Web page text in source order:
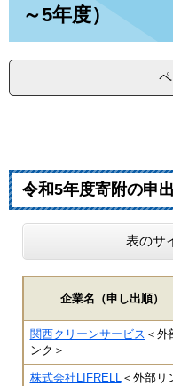
～5年度）​
令和5年度寄附の申
表のサ
企業名（申し出順）
関西クリーンサービス ＜外
ンク＞
株式会社LIFRELL＜外部リ